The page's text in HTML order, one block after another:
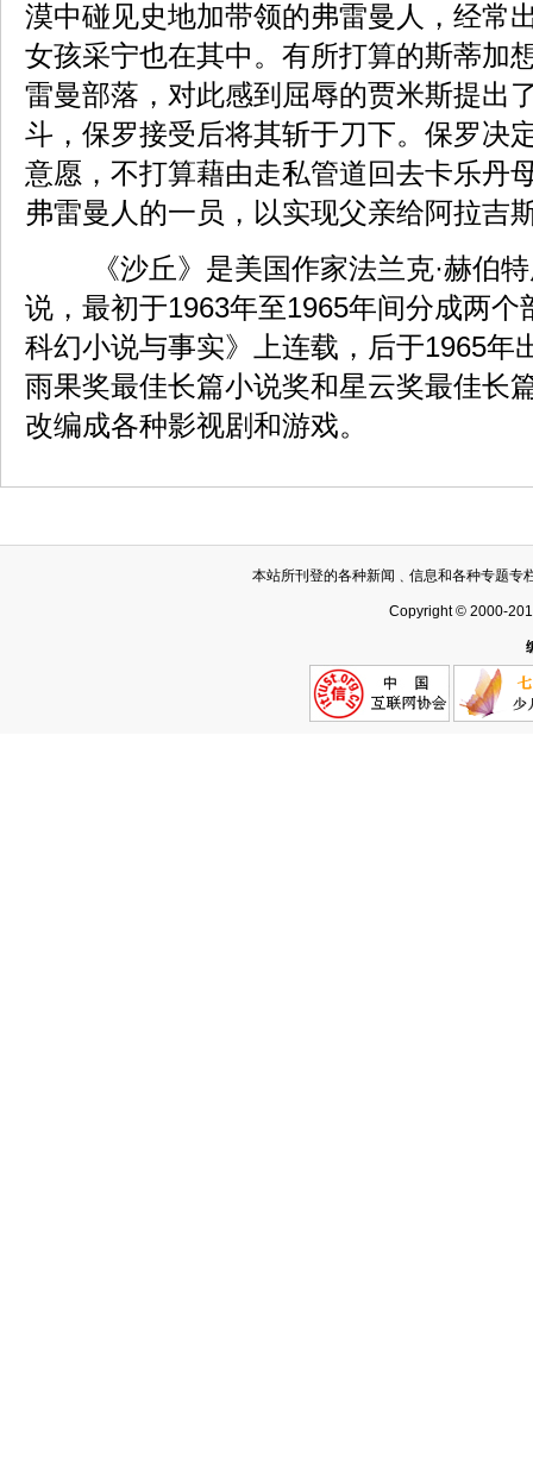
漠中碰见史地加带领的弗雷曼人，经常
女孩采宁也在其中。有所打算的斯蒂加
雷曼部落，对此感到屈辱的贾米斯提出
斗，保罗接受后将其斩于刀下。保罗决
意愿，不打算藉由走私管道回去卡乐丹
弗雷曼人的一员，以实现父亲给阿拉吉
《沙丘》是美国作家法兰克·赫伯
说，最初于1963年至1965年间分成两个
科幻小说与事实》上连载，后于1965年
雨果奖最佳长篇小说奖和星云奖最佳长
改编成各种影视剧和游戏。
本站所刊登的各种新闻﹑信息和各种专题专
Copyright © 2000-